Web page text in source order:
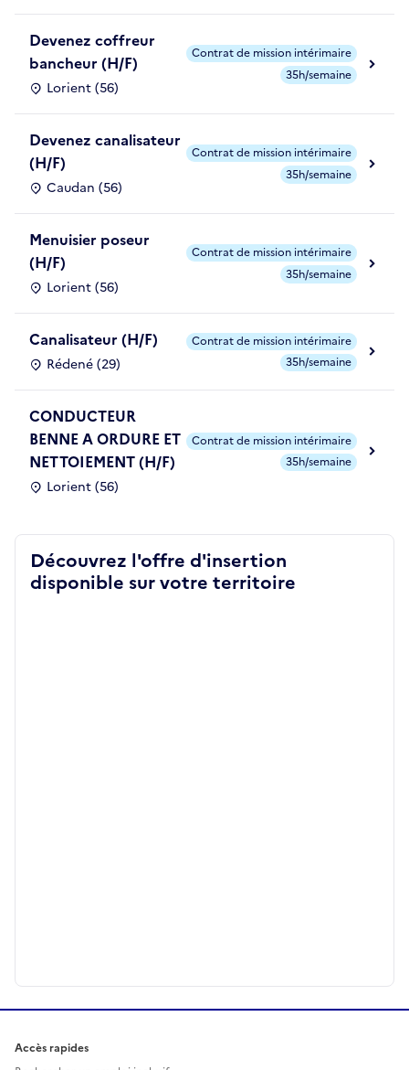
Devenez coffreur
bancheur (H/F)
Lorient (56)
Contrat de mission intérimaire
35h/semaine
Devenez canalisateur
(H/F)
Caudan (56)
Contrat de mission intérimaire
35h/semaine
Menuisier poseur
(H/F)
Lorient (56)
Contrat de mission intérimaire
35h/semaine
Canalisateur (H/F)
Rédené (29)
Contrat de mission intérimaire
35h/semaine
CONDUCTEUR
BENNE A ORDURE ET
NETTOIEMENT (H/F)
Lorient (56)
Contrat de mission intérimaire
35h/semaine
Découvrez l'offre d'insertion
disponible sur votre territoire
Accès rapides